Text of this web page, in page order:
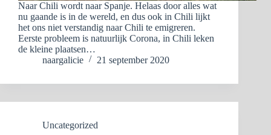
Naar Chili wordt naar Spanje. Helaas door alles wat
nu gaande is in de wereld, en dus ook in Chili lijkt
het ons niet verstandig naar Chili te emigreren.
Eerste probleem is natuurlijk Corona, in Chili leken
de kleine plaatsen…
naargalicie
21 september 2020
Uncategorized